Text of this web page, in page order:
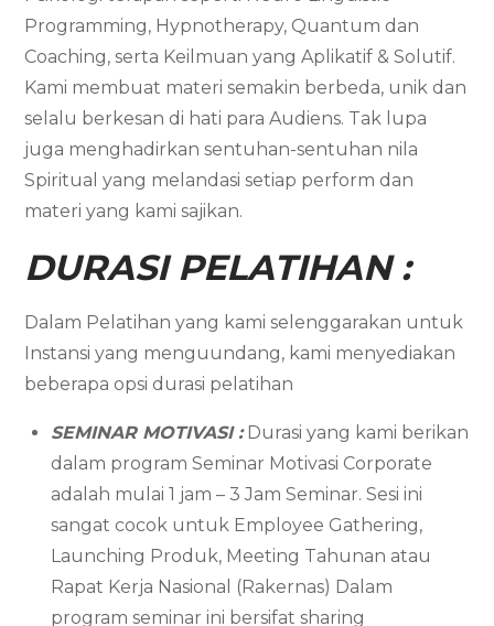
Programming, Hypnotherapy, Quantum dan
Coaching, serta Keilmuan yang Aplikatif & Solutif.
Kami membuat materi semakin berbeda, unik dan
selalu berkesan di hati para Audiens. Tak lupa
juga menghadirkan sentuhan-sentuhan nila
Spiritual yang melandasi setiap perform dan
materi yang kami sajikan.
DURASI PELATIHAN :
Dalam Pelatihan yang kami selenggarakan untuk
Instansi yang menguundang, kami menyediakan
beberapa opsi durasi pelatihan
SEMINAR MOTIVASI :Durasi yang kami berikan
dalam program Seminar Motivasi Corporate
adalah mulai 1 jam – 3 Jam Seminar. Sesi ini
sangat cocok untuk Employee Gathering,
Launching Produk, Meeting Tahunan atau
Rapat Kerja Nasional (Rakernas) Dalam
program seminar ini bersifat sharing